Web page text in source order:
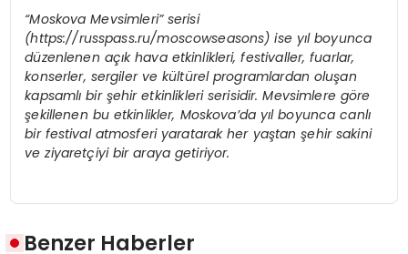
“Moskova Mevsimleri” serisi
(https://russpass.ru/moscowseasons) ise yıl boyunca
düzenlenen açık hava etkinlikleri, festivaller, fuarlar,
konserler, sergiler ve kültürel programlardan oluşan
kapsamlı bir şehir etkinlikleri serisidir. Mevsimlere göre
şekillenen bu etkinlikler, Moskova’da yıl boyunca canlı
bir festival atmosferi yaratarak her yaştan şehir sakini
ve ziyaretçiyi bir araya getiriyor.
Benzer Haberler